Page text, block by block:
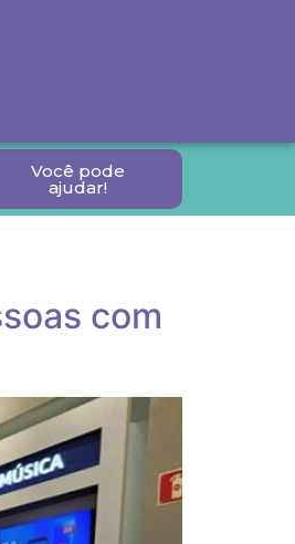
Você pode
ajudar!
com